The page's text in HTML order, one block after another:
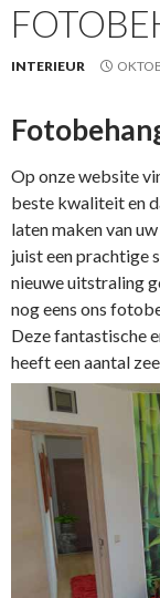
INTERIEUR
Op onze website
beste kwaliteit en
laten maken van
juist een prachtige
nieuwe uitstraling
nog eens ons
Deze fantastische
heeft een aantal